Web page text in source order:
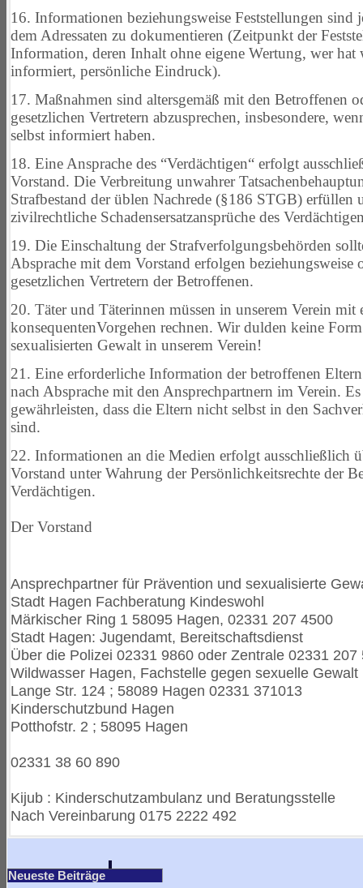
16. Informationen beziehungsweise Feststellungen sind
dem Adressaten zu dokumentieren (Zeitpunkt der
Information, deren Inhalt ohne eigene Wertung, wer hat
informiert, persönliche Eindruck).
17. Maßnahmen sind altersgemäß mit den Betroffenen
gesetzlichen Vertretern abzusprechen, insbesondere,
selbst informiert haben.
18. Eine Ansprache des “Verdächtigen“ erfolgt
Vorstand. Die Verbreitung unwahrer
Strafbestand der üblen Nachrede (§186 STGB) erfüllen
zivilrechtliche Schadensersatzansprüche des
19. Die Einschaltung der Strafverfolgungsbehörden
Absprache mit dem Vorstand erfolgen beziehungsweise
gesetzlichen Vertretern der Betroffenen.
20. Täter und Täterinnen müssen in unserem Verein mit
konsequentenVorgehen rechnen. Wir dulden keine
sexualisierten Gewalt in unserem Verein!
21. Eine erforderliche Information der betroffenen
nach Absprache mit den Ansprechpartnern im Verein.
gewährleisten, dass die Eltern nicht selbst in den
sind.
22. Informationen an die Medien erfolgt ausschließlich
Vorstand unter Wahrung der Persönlichkeitsrechte der
Verdächtigen.
Der Vorstand
Ansprechpartner für Prävention und sexualisierte
Stadt Hagen Fachberatung Kindeswohl
Märkischer Ring 1 58095 Hagen, 02331 207 4500
Stadt Hagen: Jugendamt, Bereitschaftsdienst
Über die Polizei 02331 9860 oder Zentrale 02331 207
Wildwasser Hagen, Fachstelle gegen sexuelle Gewalt
Lange Str. 124 ; 58089 Hagen 02331 371013
Kinderschutzbund Hagen
Potthofstr. 2 ; 58095 Hagen
02331 38 60 890
Kijub : Kinderschutzambulanz und Beratungsstelle
Nach Vereinbarung 0175 2222 492
Neueste Beiträge